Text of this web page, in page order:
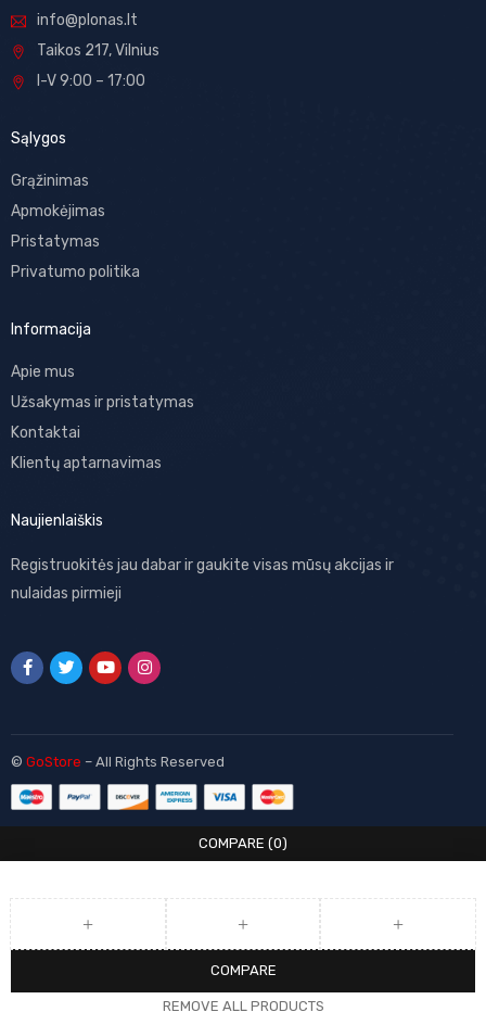
info@plonas.lt
Taikos 217, Vilnius
I-V 9:00 – 17:00
Sąlygos
Grąžinimas
Apmokėjimas
Pristatymas
Privatumo politika
Informacija
Apie mus
Užsakymas ir pristatymas
Kontaktai
Klientų aptarnavimas
Naujienlaiškis
Registruokitės jau dabar ir gaukite visas mūsų akcijas ir
nulaidas pirmieji
© GoStore – All Rights Reserved
COMPARE (0)
COMPARE
REMOVE ALL PRODUCTS